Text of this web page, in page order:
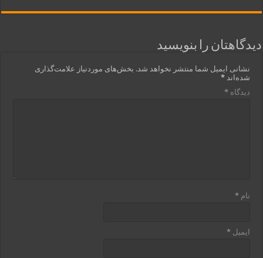
دیدگاهتان را بنویسید
نشانی ایمیل شما منتشر نخواهد شد. بخش‌های موردنیاز علامت‌گذاری
شده‌اند*
دیدگاه*
نام*
ایمیل*